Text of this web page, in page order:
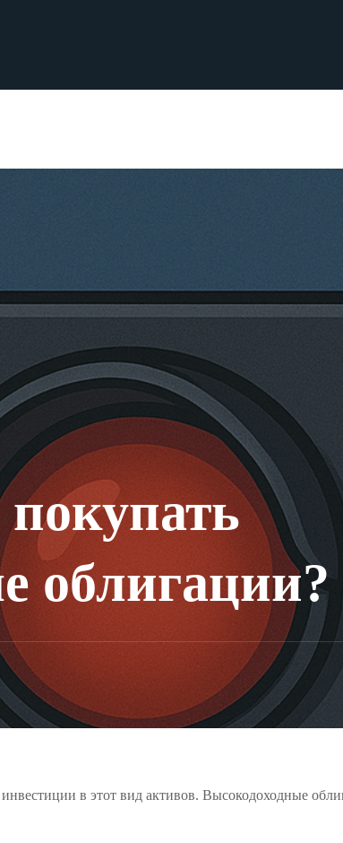
облигации?
в этот вид активов. Высокодоходные